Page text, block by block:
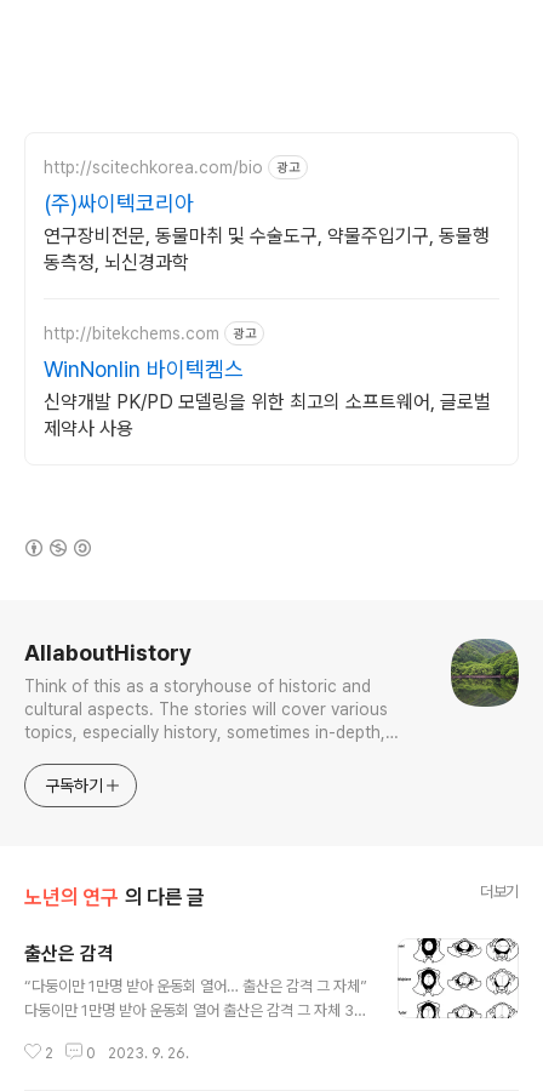
http://scitechkorea.com/bio 광고
(주)싸이텍코리아
연구장비전문, 동물마취 및 수술도구, 약물주입기구, 동물행
동측정, 뇌신경과학
http://bitekchems.com 광고
WinNonlin 바이텍켐스
신약개발 PK/PD 모델링을 위한 최고의 소프트웨어, 글로벌
제약사 사용
AllaboutHistory
Think of this as a storyhouse of historic and
cultural aspects. The stories will cover various
topics, especially history, sometimes in-depth,
approach will be to resist any common sense or
generalized viewpoint
구독하기
노년의 연구 의 다른 글 더보기
출산은 감격
“다둥이만 1만명 받아 운동회 열어… 출산은 감격 그 자체”
다둥이만 1만명 받아 운동회 열어 출산은 감격 그 자체 34
수 www.chosun.com 오늘 기사-. "출산은 감격" 이것은
2 0 2023. 9. 26.